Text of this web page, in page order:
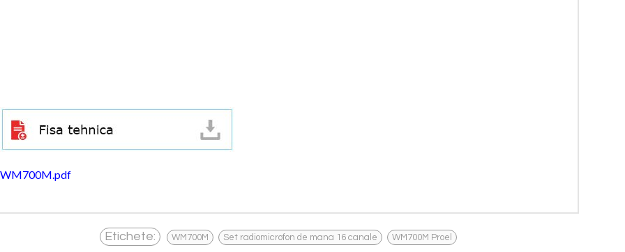
WM700M.pdf
Etichete: WM700M Set radiomicrofon de mana 16 canale WM700M Proel